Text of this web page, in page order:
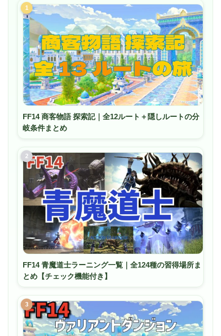
1
FF14 商客物語 探索記｜全12ルート＋隠しルートの分
岐条件まとめ
2
FF14 青魔道士ラーニング一覧｜全124種の習得場所ま
とめ【チェック機能付き】
3